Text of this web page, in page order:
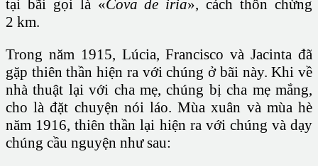
tại bãi gọi là «Cova de iria», cách thôn chừng
2 km.
Trong năm 1915, Lúcia, Francisco và Jacinta đã
gặp thiên thần hiện ra với chúng ở bãi này. Khi về
nhà thuật lại với cha mẹ, chúng bị cha mẹ mắng,
cho là đặt chuyện nói láo. Mùa xuân và mùa hè
năm 1916, thiên thần lại hiện ra với chúng và dạy
chúng cầu nguyện như sau: